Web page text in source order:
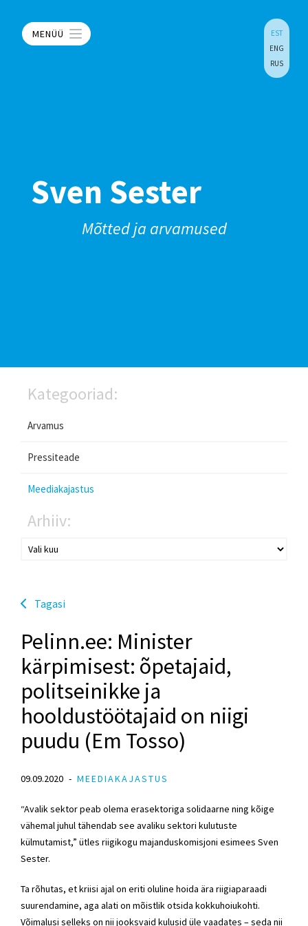
MENÜÜ
EST
ENG
RUS
Sven Sester
Mõtted ja arvamused
Kategooriad:
Arvamus
Pressiteade
Meediakajastus
Arhiiv:
Tagasi
Pelinn.ee: Minister
kärpimisest: õpetajaid,
politseinikke ja
hooldustöötajaid on niigi
puudu (Em Tosso)
09.09.2020 MEEDIAKAJASTUS
“Avalik sektor peab olema erasektoriga solidaarne ning kõige
vähemal juhul tähendab see avaliku sektori kulutuste
külmutamist,” ütles riigikogu majanduskomisjoni esimees Sven
Sester.
Ta rõhutas, et kriisi ajal on eriti oluline hoida ära riigiaparaadi
suurendamine, aga alati on mõistlik otsida kokkuhoiukohti.
Võimalusi selleks on nii jooksvaid kulusid üle vaadates – seda nii